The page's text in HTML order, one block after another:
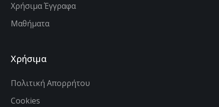
Χρήσιμα Έγγραφα
Μαθήματα
Χρήσιμα
Πολιτική Απορρήτου
Cookies